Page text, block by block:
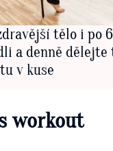
tělo i po
a denně
v kuse
workout